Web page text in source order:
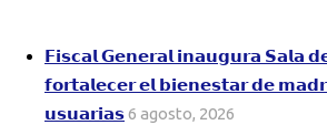
𝗙𝗶𝘀𝗰𝗮𝗹 𝗚𝗲𝗻𝗲𝗿𝗮𝗹 𝗶𝗻𝗮𝘂𝗴𝘂𝗿𝗮 𝗦𝗮𝗹𝗮
𝗳𝗼𝗿𝘁𝗮𝗹𝗲𝗰𝗲𝗿 𝗲𝗹 𝗯𝗶𝗲𝗻𝗲𝘀𝘁𝗮𝗿 𝗱𝗲
𝘂𝘀𝘂𝗮𝗿𝗶𝗮𝘀6 agosto, 2026